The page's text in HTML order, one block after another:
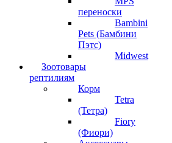
переноски
Bambini
Pets (Бамбини
Пэтс)
Midwest
Зоотовары
рептилиям
Корм
Tetra
(Тетра)
Fiory
(Фиори)